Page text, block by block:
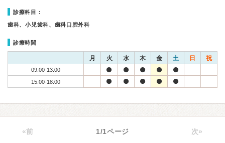
診療科目：
歯科、小児歯科、歯科口腔外科
診療時間
月 火 水 木 金 土 日 祝
09:00-13:00
15:00-18:00
«前 1/1ページ 次»